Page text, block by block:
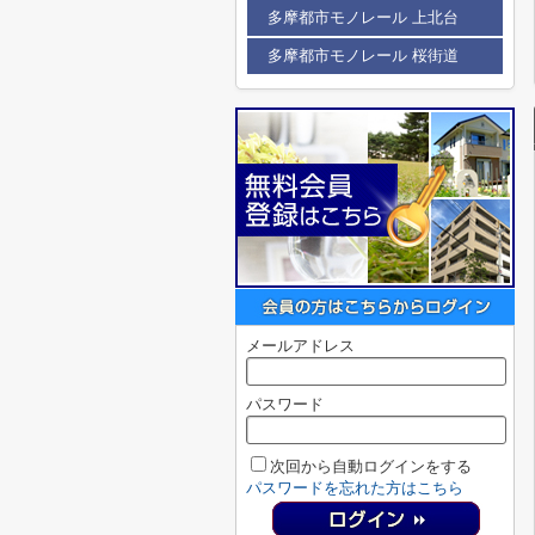
多摩都市モノレール 上北台
多摩都市モノレール 桜街道
メールアドレス
パスワード
次回から自動ログインをする
パスワードを忘れた方はこちら